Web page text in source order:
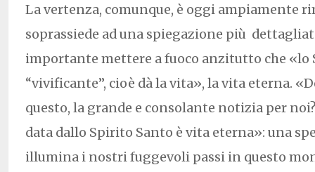
La vertenza, comunque, è oggi ampiamente
soprassiede ad una spiegazione più
importante mettere a fuoco anzitutto che «lo
“vivificante”, cioè dà la vita», la vita eterna.
questo, la grande e consolante notizia per
data dallo Spirito Santo è vita eterna»: una
illumina i nostri fuggevoli passi in questo